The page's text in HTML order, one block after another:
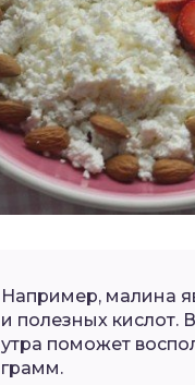
Например, малина
и полезных кислот.
утра поможет
грамм.